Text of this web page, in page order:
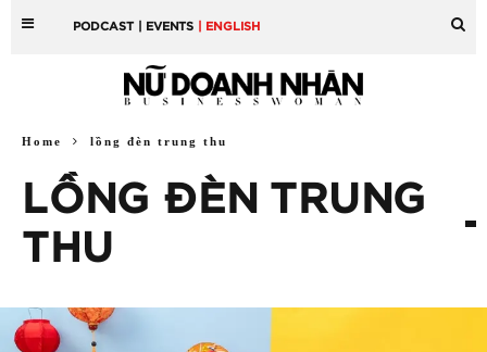
PODCAST | EVENTS | ENGLISH
Home lồng đèn trung thu
LỒNG ĐÈN TRUNG
THU